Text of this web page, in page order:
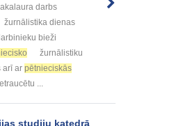
darbs
žurnālistika dienas
bieži
žurnālistiku
arī ar pētnieciskās
...
studiju katedrā